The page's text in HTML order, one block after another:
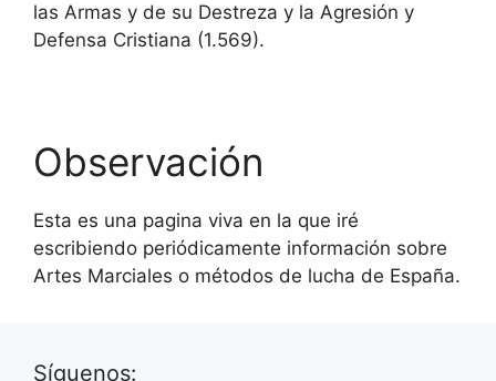
las Armas y de su Destreza y la Agresión y
Defensa Cristiana (1.569).
Observación
Esta es una pagina viva en la que iré
escribiendo periódicamente información sobre
Artes Marciales o métodos de lucha de España.
Síguenos: